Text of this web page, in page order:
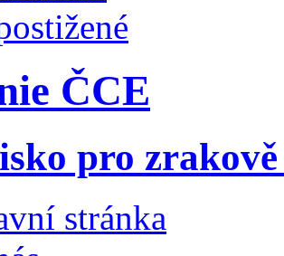
ČCE
pro zrakově
stránka